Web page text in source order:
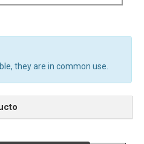
they are in common use.